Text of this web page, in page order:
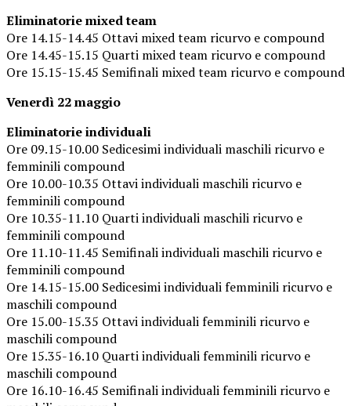
Eliminatorie mixed team
Ore 14.15-14.45 Ottavi mixed team ricurvo e compound
Ore 14.45-15.15 Quarti mixed team ricurvo e compound
Ore 15.15-15.45 Semifinali mixed team ricurvo e compound
Venerdì 22 maggio
Eliminatorie individuali
Ore 09.15-10.00 Sedicesimi individuali maschili ricurvo e
femminili compound
Ore 10.00-10.35 Ottavi individuali maschili ricurvo e
femminili compound
Ore 10.35-11.10 Quarti individuali maschili ricurvo e
femminili compound
Ore 11.10-11.45 Semifinali individuali maschili ricurvo e
femminili compound
Ore 14.15-15.00 Sedicesimi individuali femminili ricurvo e
maschili compound
Ore 15.00-15.35 Ottavi individuali femminili ricurvo e
maschili compound
Ore 15.35-16.10 Quarti individuali femminili ricurvo e
maschili compound
Ore 16.10-16.45 Semifinali individuali femminili ricurvo e